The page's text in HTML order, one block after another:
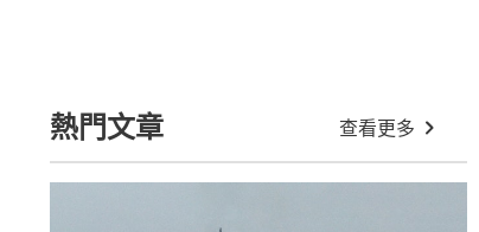
熱門文章 查看更多